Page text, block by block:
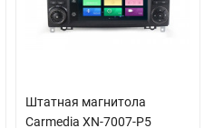
Штатная магнитола
Carmedia XN-7007-P5